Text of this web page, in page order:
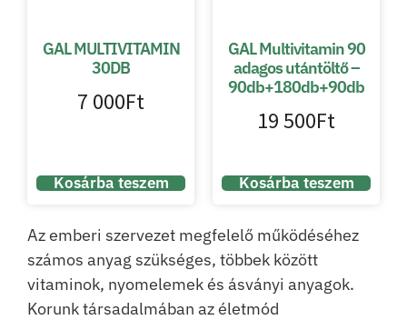
GAL MULTIVITAMIN
30DB
7 000Ft
Kosárba teszem
GAL Multivitamin 90
adagos utántöltő –
90db+180db+90db
19 500Ft
Kosárba teszem
Az emberi szervezet megfelelő működéséhez
számos anyag szükséges, többek között
vitaminok, nyomelemek és ásványi anyagok.
Korunk társadalmában az életmód